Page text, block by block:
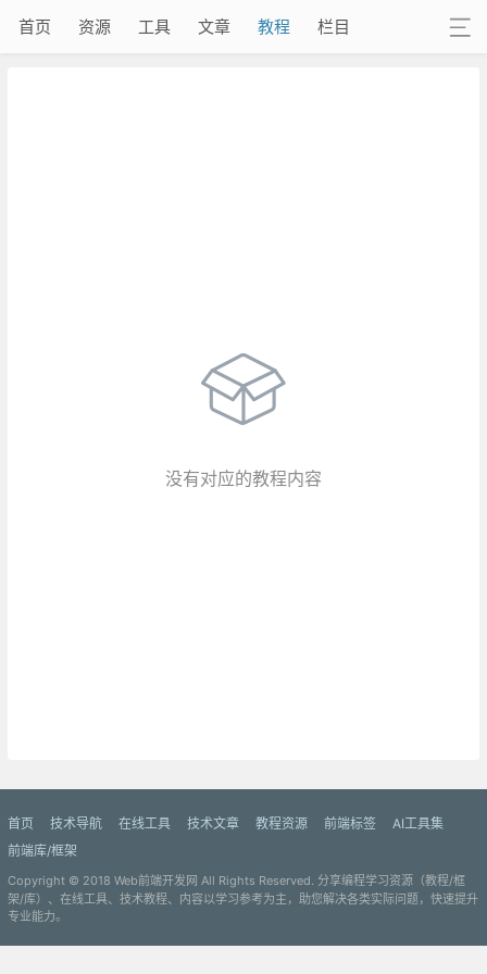
首页 资源 工具 文章 教程 栏目
没有对应的教程内容
首页 技术导航 在线工具 技术文章 教程资源 前端标签
AI工具集
前端库/框架